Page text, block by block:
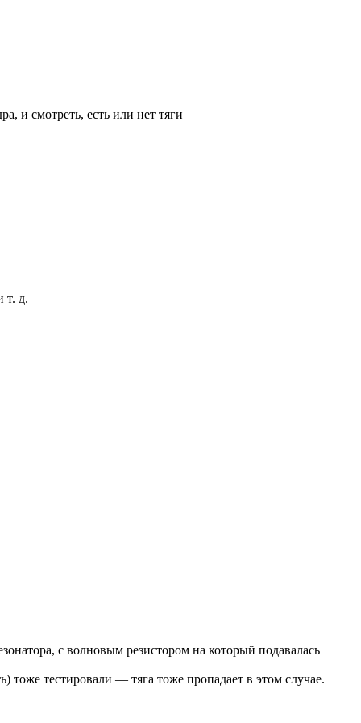
и смотреть, есть или нет тяги
т. д.
с волновым резистором на который подавалась
тестировали — тяга тоже пропадает в этом случае.